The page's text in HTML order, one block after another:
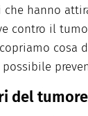
hanno
contro il
cosa
del